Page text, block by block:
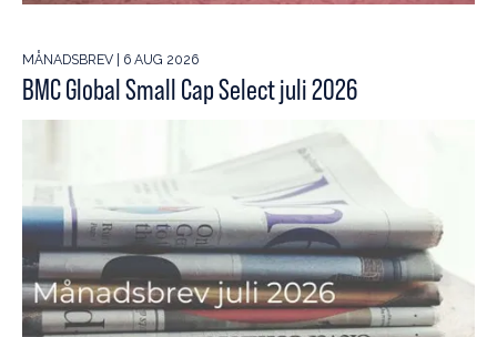
MÅNADSBREV | 6 AUG 2026
BMC Global Small Cap Select juli 2026